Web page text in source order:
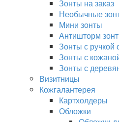
Зонты на заказ
Необычные
Мини зонты
Антишторм
Зонты с ручкой
Зонты с
Зонты с
Визитницы
Кожгалантерея
Картхолдеры
Обложки